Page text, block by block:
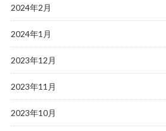
2024年2月
2024年1月
2023年12月
2023年11月
2023年10月